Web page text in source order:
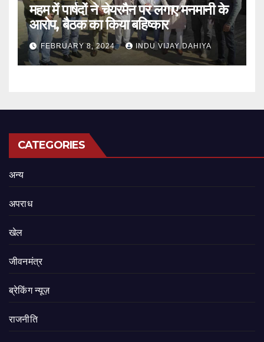
महम में पार्षदों ने चेयरमैन पर लगाए मनमानी के
आरोप, बैठक का किया बहिष्कार
FEBRUARY 8, 2024 INDU VIJAY DAHIYA
CATEGORIES
अन्य
अपराध
खेल
जीवनमंत्र
ब्रेकिंग न्यूज़
राजनीति